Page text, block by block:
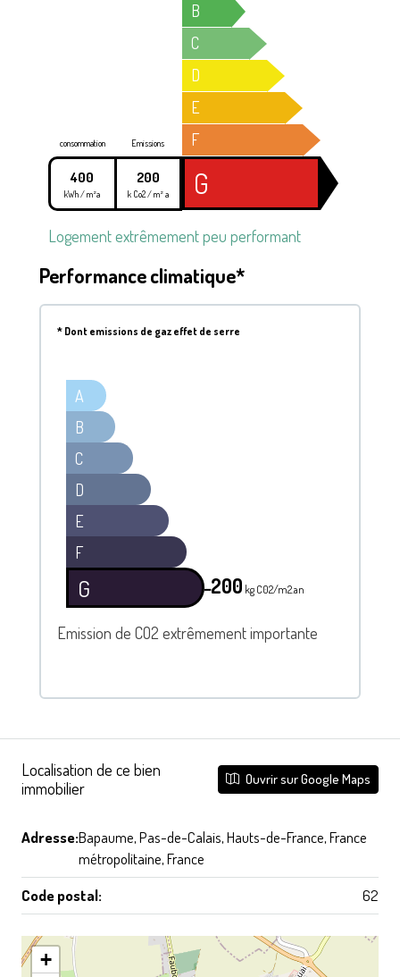
B
C
D
E
F
consommation
400
kWh / m²a
Emissions
200
k Co2 / m² a G
Logement extrêmement peu performant
Performance climatique*
*Dont emissions de gaz effet de serre
A
B
C
D
E
F
G ━200 kg C02/m2.an
Emission de CO2 extrêmement importante
Localisation de ce bien
immobilier
Ouvrir sur Google Maps
Adresse:Bapaume, Pas-de-Calais, Hauts-de-France, France
métropolitaine, France
Code postal:
62
+